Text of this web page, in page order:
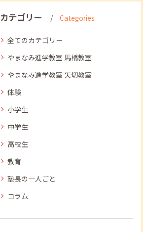
カテゴリー Categories
全てのカテゴリー
やまなみ進学教室 馬橋教室
やまなみ進学教室 矢切教室
体験
小学生
中学生
高校生
教育
塾長の一人ごと
コラム